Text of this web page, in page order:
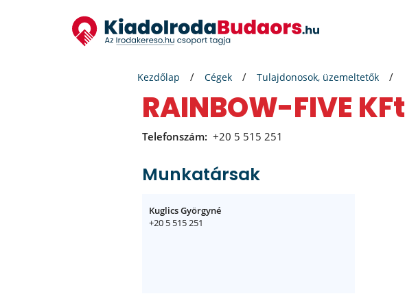
Kezdőlap Cégek Tulajdonosok, üzemeltetők
RAINBOW-FIVE KFt
Telefonszám: +20 5 515 251
Munkatársak
Kuglics Györgyné
+20 5 515 251